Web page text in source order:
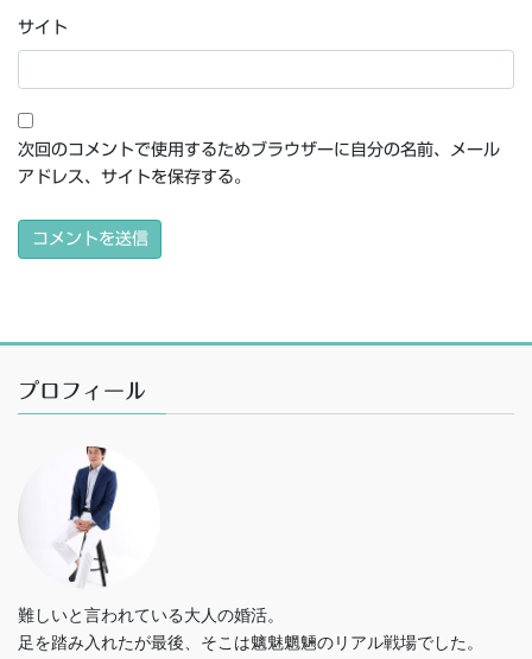
サイト
次回のコメントで使用するためブラウザーに自分の名前、メール
アドレス、サイトを保存する。
プロフィール
難しいと言われている大人の婚活。
足を踏み入れたが最後、そこは魑魅魍魎のリアル戦場でした。